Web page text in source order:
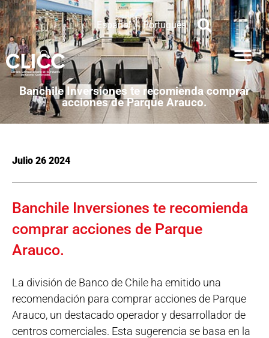
Español Português
Banchile Inversiones te recomienda comprar
acciones de Parque Arauco.
Julio 26 2024
Banchile Inversiones te recomienda
comprar acciones de Parque
Arauco.
La división de Banco de Chile ha emitido una
recomendación para comprar acciones de Parque
Arauco, un destacado operador y desarrollador de
centros comerciales. Esta sugerencia se basa en la